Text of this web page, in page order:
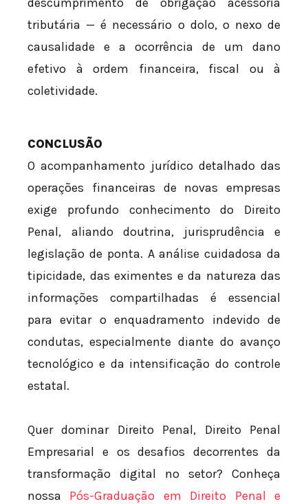
tributária — é necessário o dolo, o nexo de
causalidade e a ocorrência de um dano
efetivo à ordem financeira, fiscal ou à
coletividade.
CONCLUSÃO
O acompanhamento jurídico detalhado das
operações financeiras de novas empresas
exige profundo conhecimento do Direito
Penal, aliando doutrina, jurisprudência e
legislação de ponta. A análise cuidadosa da
tipicidade, das eximentes e da natureza das
informações compartilhadas é essencial
para evitar o enquadramento indevido de
condutas, especialmente diante do avanço
tecnológico e da intensificação do controle
estatal.
Quer dominar Direito Penal, Direito Penal
Empresarial e os desafios decorrentes da
transformação digital no setor? Conheça
nossa Pós-Graduação em Direito Penal e